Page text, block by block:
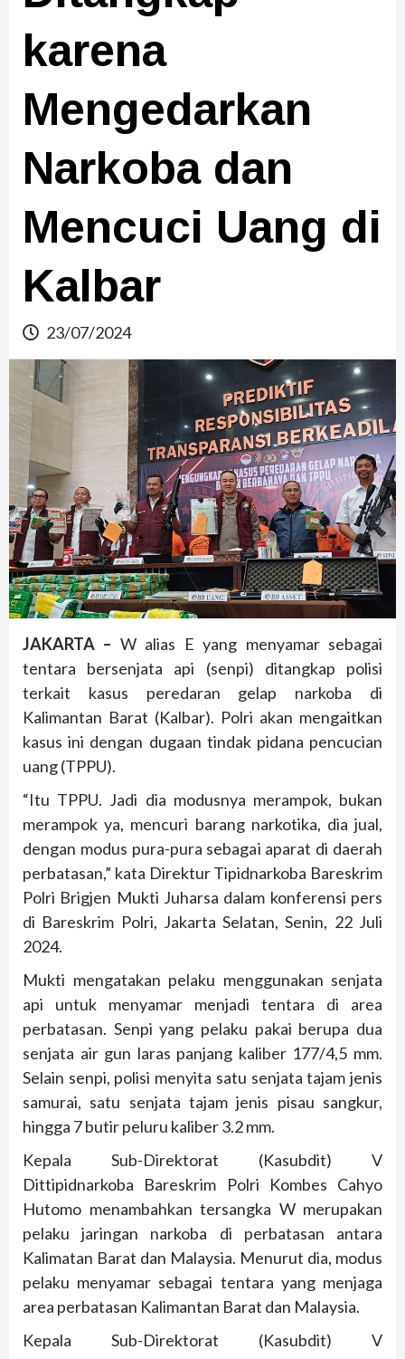
karena
Mengedarkan
Narkoba dan
Mencuci Uang di
Kalbar
23/07/2024
JAKARTA – W alias E yang menyamar sebagai
tentara bersenjata api (senpi) ditangkap polisi
terkait kasus peredaran gelap narkoba di
Kalimantan Barat (Kalbar). Polri akan mengaitkan
kasus ini dengan dugaan tindak pidana pencucian
uang (TPPU).
“Itu TPPU. Jadi dia modusnya merampok, bukan
merampok ya, mencuri barang narkotika, dia jual,
dengan modus pura-pura sebagai aparat di daerah
perbatasan,” kata Direktur Tipidnarkoba Bareskrim
Polri Brigjen Mukti Juharsa dalam konferensi pers
di Bareskrim Polri, Jakarta Selatan, Senin, 22 Juli
2024.
Mukti mengatakan pelaku menggunakan senjata
api untuk menyamar menjadi tentara di area
perbatasan. Senpi yang pelaku pakai berupa dua
senjata air gun laras panjang kaliber 177/4,5 mm.
Selain senpi, polisi menyita satu senjata tajam jenis
samurai, satu senjata tajam jenis pisau sangkur,
hingga 7 butir peluru kaliber 3.2 mm.
Kepala Sub-Direktorat (Kasubdit) V
Dittipidnarkoba Bareskrim Polri Kombes Cahyo
Hutomo menambahkan tersangka W merupakan
pelaku jaringan narkoba di perbatasan antara
Kalimatan Barat dan Malaysia. Menurut dia, modus
pelaku menyamar sebagai tentara yang menjaga
area perbatasan Kalimantan Barat dan Malaysia.
Kepala Sub-Direktorat (Kasubdit) V